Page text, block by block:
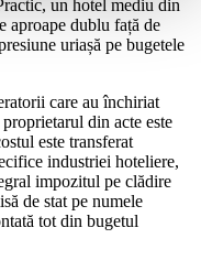
un hotel mediu din
aproape dublu față de
uriașă pe bugetele
care au închiriat
din acte este
este transferat
industriei hoteliere,
impozitul pe clădire
de stat pe numele
tot din bugetul